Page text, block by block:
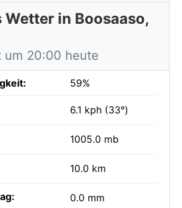
in Boosaaso,
20:00 heute
59%
6.1 kph (33°)
1005.0 mb
10.0 km
0.0 mm